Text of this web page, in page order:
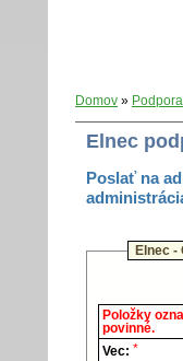
Domov » Podpora
Elnec
Poslať na
Elnec
Elnec
Technická
podpora.
Položky
povinné.
Vec: *